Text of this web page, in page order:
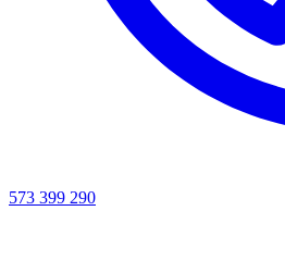
573 399 290